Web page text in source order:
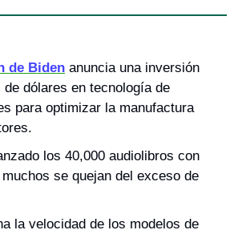
de Biden anuncia una inversión
de dólares en tecnología de
para optimizar la manufactura
los 40,000 audiolibros con
se quejan del exceso de
la velocidad de los modelos de